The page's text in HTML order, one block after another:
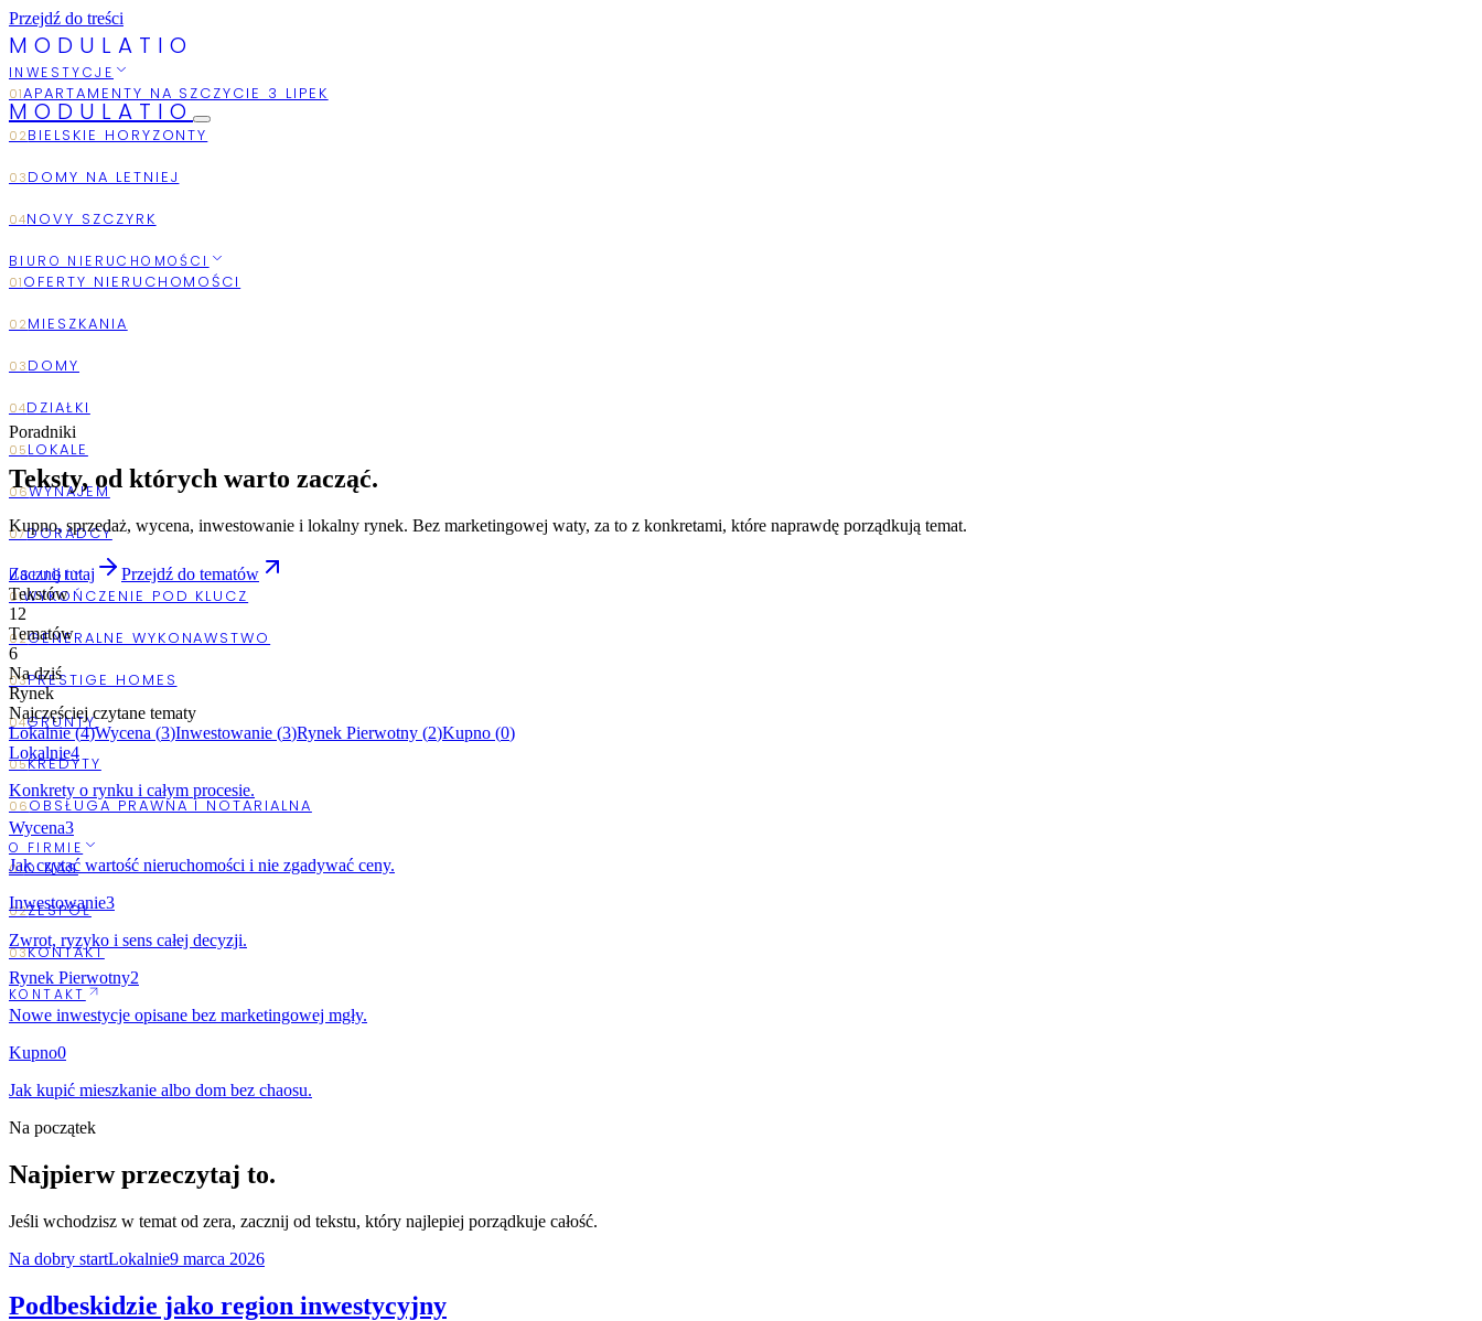
Przejdź do treści
M O D U L A T I O
INWESTYCJE
BIURO NIERUCHOMOŚCI
USŁUGI
O FIRMIE
KONTAKT
MODULATIO
AUGUST
2026
Poradniki
Teksty, od których warto zacząć.
Kupno, sprzedaż, wycena, inwestowanie i lokalny rynek. Bez marketingowej waty, za to z konkretami, które naprawdę porządkują temat.
Zacznij tutaj
Przejdź do tematów
Tekstów
12
Tematów
6
Na dziś
Rynek
Najczęściej czytane tematy
Lokalnie(4)Wycena (3)Inwestowanie (3)Rynek Pierwotny (2)Kupno (0)
Lokalnie4
Konkrety o rynku i całym procesie.
Wycena3
Jak czytać wartość nieruchomości i nie zgadywać ceny.
Inwestowanie3
Zwrot, ryzyko i sens całej decyzji.
Rynek Pierwotny2
Nowe inwestycje opisane bez marketingowej mgły.
Kupno0
Jak kupić mieszkanie albo dom bez chaosu.
Na początek
Najpierw przeczytaj to.
Jeśli wchodzisz w temat od zera, zacznij od tekstu, który najlepiej porządkuje całość.
Na dobry startLokalnie9 marca 2026
Podbeskidzie jako region inwestycyjny